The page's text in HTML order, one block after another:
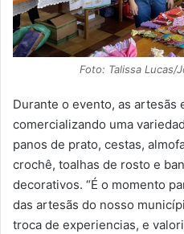
Foto: Talissa Lucas/
Durante o evento, as artesãs
comercializando uma
panos de prato, cestas,
crochê, toalhas de rosto e
decorativos. “É o momento
das artesãs do nosso
troca de experiencias, e